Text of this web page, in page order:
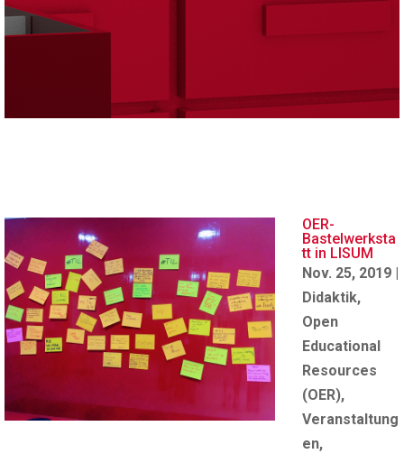
OER-
Bastelwerksta
tt in LISUM
Nov. 25, 2019 |
Didaktik,
Open
Educational
Resources
(OER),
Veranstaltung
en,